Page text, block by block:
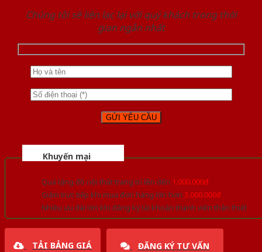
Chúng tôi sẽ liên lạc lại với quý khách trong thời
gian ngắn nhất
Khuyến mại
Quà tặng đồ nội thất trang trí lên đến 1.000.000đ
Giảm trực tiếp khi mua đơn hàng lớn hơn 3.000.000đ
Nhiều ưu đãi lớn khi đăng ký tài khoản thành viên thân thiết
TẢI BẢNG GIÁ ĐĂNG KÝ TƯ VẤN